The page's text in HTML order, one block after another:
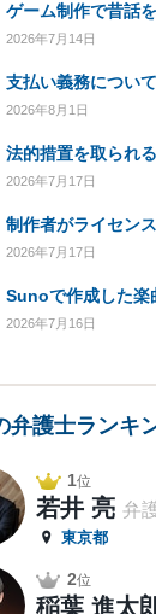
2026年7月14日
支払い義務について
2026年8月1日
2026年7月17日
2026年7月17日
2026年7月16日
弁護士ランキ
1位
若井 亮 弁
東京都
2位
稲葉 進太